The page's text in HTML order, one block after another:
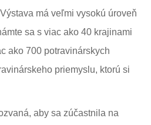
má veľmi vysokú úroveň
sa s viac ako 40 krajinami
ako 700 potravinárskych
priemyslu, ktorú si
aby sa zúčastnila na